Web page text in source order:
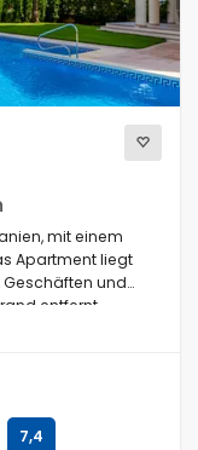
mit einem
Apartment liegt
Geschäften und
entfernt.
7,4